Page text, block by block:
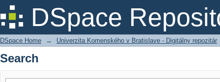
DSpace
Search
DSpace Home → Univerzita Komenského v Bratislave - Digitálny repozitár
Search